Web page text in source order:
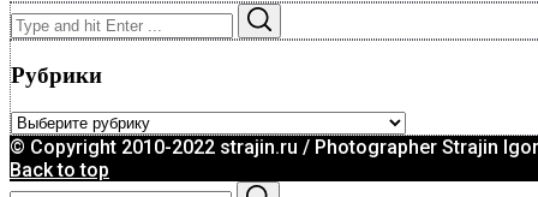
Search
for:
Рубрики
Рубрики
© Copyright 2010-2022 strajin.ru / Photographer Strajin Igor
Back to top
Search